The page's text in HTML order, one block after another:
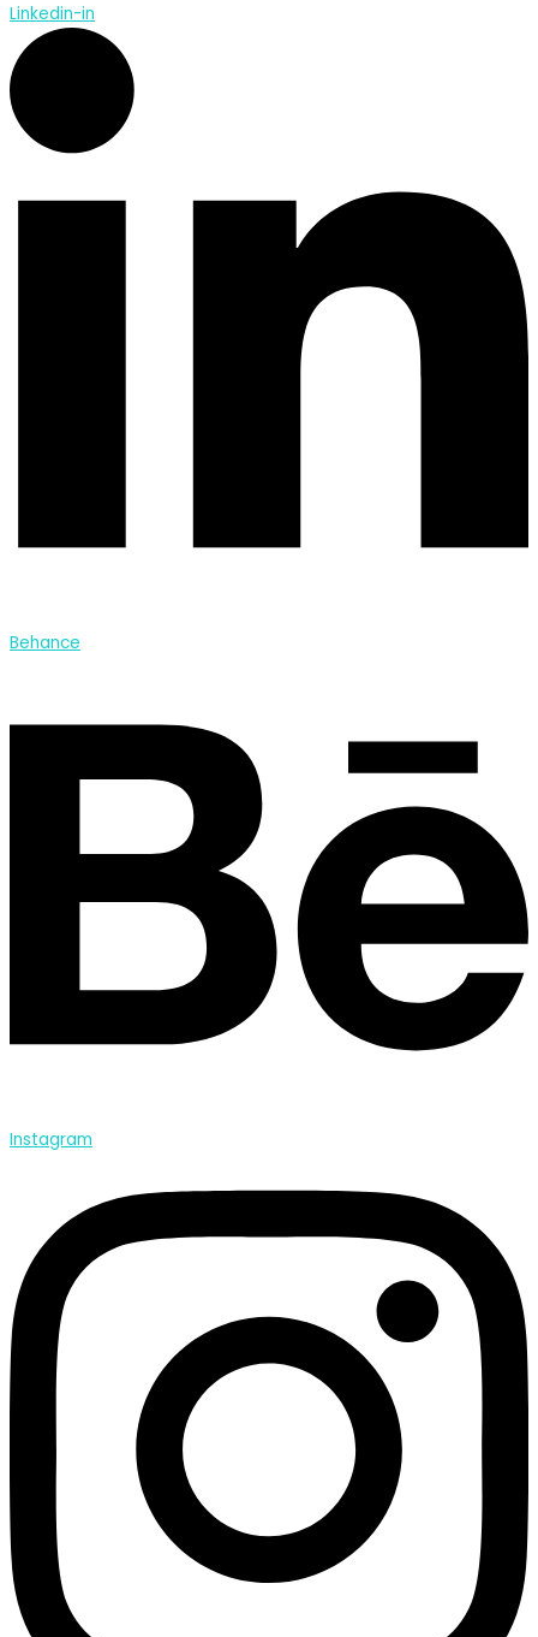
Linkedin-in
Behance
Instagram